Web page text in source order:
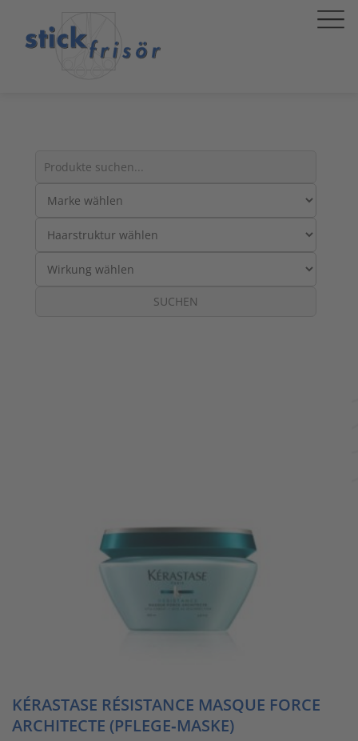
Suche
Produkten:
SUCHEN
KÉRASTASE RÉSISTANCE MASQUE FORCE
ARCHITECTE (PFLEGE‑MASKE)